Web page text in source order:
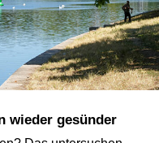
wieder gesünder